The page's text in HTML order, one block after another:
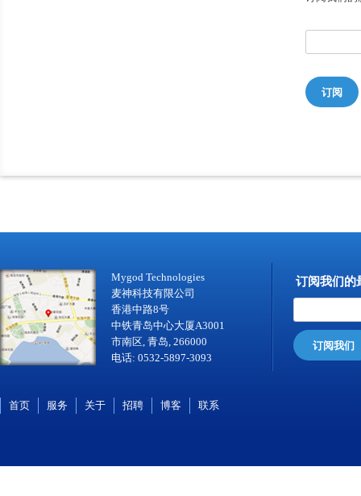
订阅
Mygod Technologies
麦神科技有限公司
香港中路8号
中铁青岛中心大厦A3001
市南区, 青岛, 266000
电话: 0532-5897-3093
订阅我们的
订阅我们
首页 服务 关于 招聘 博客 联系